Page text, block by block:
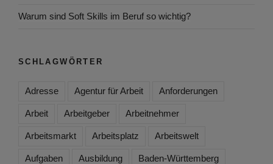
Warum sind Soft Skills im Beruf so wichtig?
SCHLAGWÖRTER
Adresse Agentur für Arbeit Anforderungen
Arbeit Arbeitgeber Arbeitnehmer
Arbeitsmarkt Arbeitsplatz Arbeitswelt
Aufgaben Ausbildung Baden-Württemberg